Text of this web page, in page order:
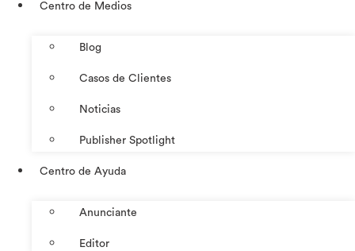
Centro de Medios
Blog
Casos de Clientes
Noticias
Publisher Spotlight
Centro de Ayuda
Anunciante
Editor